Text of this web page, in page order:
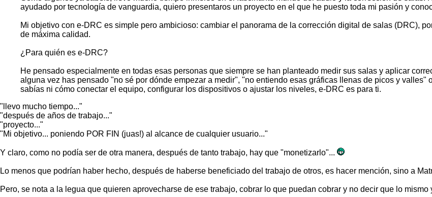
ayudado por tecnología de vanguardia, quiero presentaros un proyecto en el que he puesto toda mi pasión y
Mi objetivo con e-DRC es simple pero ambicioso: cambiar el panorama de la corrección digital de salas (DRC),
de máxima calidad.
¿Para quién es e-DRC?
He pensado especialmente en todas esas personas que siempre se han planteado medir sus salas y aplicar
alguna vez has pensado "no sé por dónde empezar a medir", "no entiendo esas gráficas llenas de picos y
sabías ni cómo conectar el equipo, configurar los dispositivos o ajustar los niveles, e-DRC es para ti.
"llevo mucho tiempo..."
"después de años de trabajo..."
"proyecto..."
"Mi objetivo... poniendo POR FIN (juas!) al alcance de cualquier usuario..."
Y claro, como no podía ser de otra manera, después de tanto trabajo, hay que "monetizarlo"...
Lo menos que podrían haber hecho, después de haberse beneficiado del trabajo de otros, es hacer mención, sino a
Pero, se nota a la legua que quieren aprovecharse de ese trabajo, cobrar lo que puedan cobrar y no decir que lo